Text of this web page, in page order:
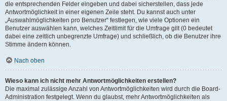
die entsprechenden Felder eingeben und dabei sicherstellen, dass jede
Antwortmöglichkeit in einer eigenen Zeile steht. Du kannst auch unter
„Auswahlmöglichkeiten pro Benutzer“ festlegen, wie viele Optionen ein
Benutzer auswählen kann, welches Zeitlimit für die Umfrage gilt (0 bedeutet
dabei eine zeitlich unbegrenzte Umfrage) und schließlich, ob die Benutzer ihre
Stimme ändern können.
Nach oben
Wieso kann ich nicht mehr Antwortmöglichkeiten erstellen?
Die maximal zulässige Anzahl von Antwortmöglichkeiten wird durch die Board-
Administration festgelegt. Wenn du glaubst, mehr Antwortmöglichkeiten als